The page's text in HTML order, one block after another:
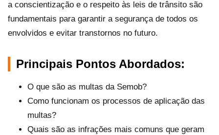
a conscientização e o respeito às leis de trânsito são
fundamentais para garantir a segurança de todos os
envolvidos e evitar transtornos no futuro.
Principais Pontos Abordados:
O que são as multas da Semob?
Como funcionam os processos de aplicação das
multas?
Quais são as infrações mais comuns que geram